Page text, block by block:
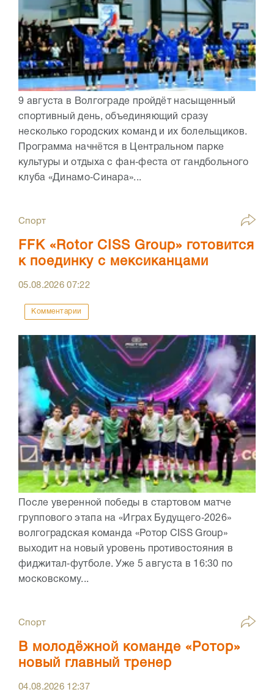
9 августа в Волгограде пройдёт насыщенный
спортивный день, объединяющий сразу
несколько городских команд и их болельщиков.
Программа начнётся в Центральном парке
культуры и отдыха с фан‑феста от гандбольного
клуба «Динамо‑Синара»...
Спорт
FFK «Rotor CISS Group» готовится
к поединку с мексиканцами
05.08.202607:22
Комментарии
После уверенной победы в стартовом матче
группового этапа на «Играх Будущего‑2026»
волгоградская команда «Ротор CISS Group»
выходит на новый уровень противостояния в
фиджитал‑футболе. Уже 5 августа в 16:30 по
московскому...
Спорт
В молодёжной команде «Ротор»
новый главный тренер
04.08.2026 12:37